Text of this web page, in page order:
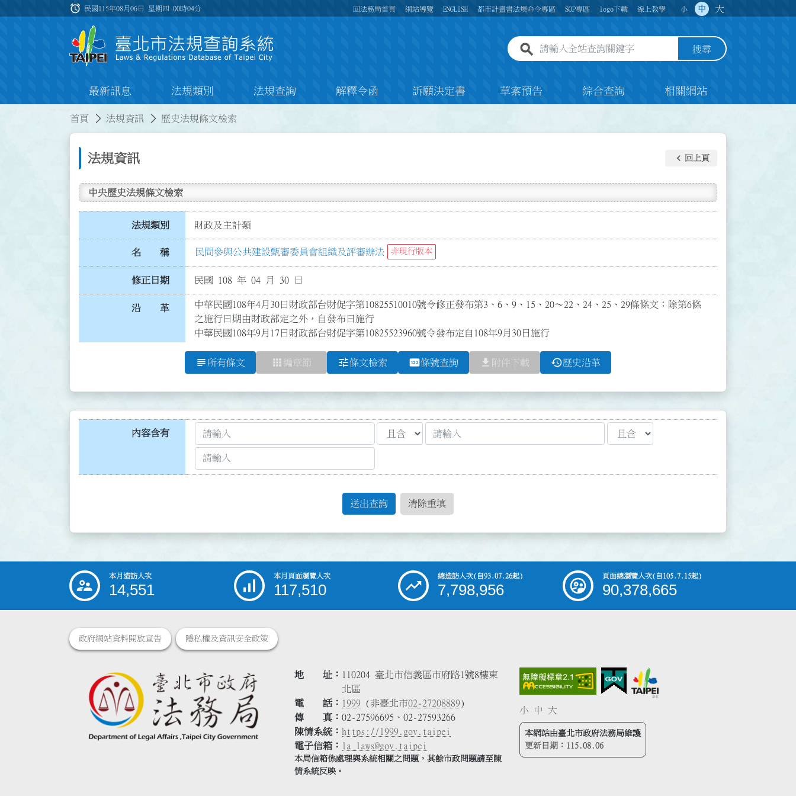
:::
alarm 民國115年08月06日 星期四00時04分 回法務局首頁 網站導覽 ENGLISH 都市計畫書法規命令專區 SOP專區 logo下載 線上教學 小 中 大
全站查詢關鍵字欄位 搜尋
最新訊息 法規類別 法規查詢 解釋令函 訴願決定書 草案預告 綜合查詢 相關網站
首頁 法規資訊 歷史法規條文檢索
法規資訊 keyboard_arrow_left 回上頁
中央歷史法規條文檢索
法規類別 財政及主計類
名 稱 民間參與公共建設甄審委員會組織及評審辦法 非現行版本
修正日期 民國 108 年 04 月 30 日
沿 革
中華民國108年4月30日財政部台財促字第10825510010號令修正發布第3、6、9、15、20～22、24、25、29條條文；除第6條
之施行日期由財政部定之外，自發布日施行
中華民國108年9月17日財政部台財促字第10825523960號令發布定自108年9月30日施行
subject 所有條文 apps 編章節 tune條文檢索 pin條號查詢 file_download 附件下載 history歷史沿革
內容含有
送出查詢 清除重填
::: 本月造訪人次
14,551
本月頁面瀏覽人次
117,510
總造訪人次(自93.07.26起)
7,798,956
頁面總瀏覽人次(自105.7.15起)
90,378,665
政府網站資料開放宣告 隱私權及資訊安全政策
地 址
110204 臺北市信義區市府路1號8樓東
北區
電 話
1999 (非臺北市02-27208889)
傳 真
02-27596695、02-27593266
陳情系統
https://1999.gov.taipei
電子信箱
la_laws@gov.taipei
本局信箱係處理與系統相關之問題，其餘市政問題請至陳
情系統反映。
小 中 大
本網站由臺北市政府法務局維護
更新日期： 115.08.06